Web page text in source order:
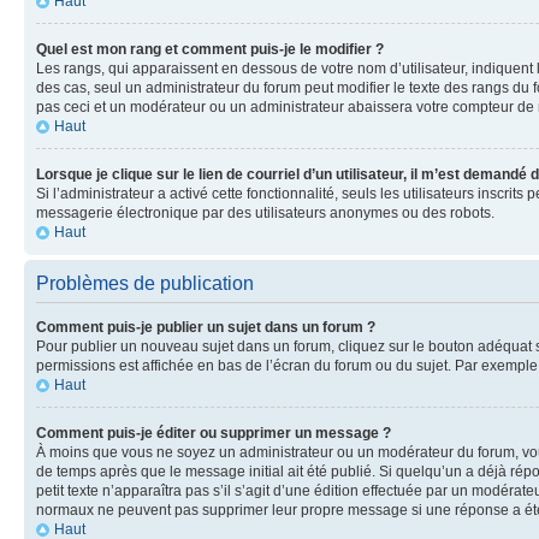
Quel est mon rang et comment puis-je le modifier ?
Les rangs, qui apparaissent en dessous de votre nom d’utilisateur,
des cas, seul un administrateur du forum peut modifier le texte des rangs
pas ceci et un modérateur ou un administrateur abaissera votre compteur de
Haut
Lorsque je clique sur le lien de courriel d’un utilisateur, il m’est demandé
Si l’administrateur a activé cette fonctionnalité, seuls les utilisateurs inscrits
messagerie électronique par des utilisateurs anonymes ou des robots.
Haut
Problèmes de publication
Comment puis-je publier un sujet dans un forum ?
Pour publier un nouveau sujet dans un forum, cliquez sur le bouton
permissions est affichée en bas de l’écran du forum ou du sujet. Par
Haut
Comment puis-je éditer ou supprimer un message ?
À moins que vous ne soyez un administrateur ou un modérateur du forum,
de temps après que le message initial ait été publié. Si quelqu’un a déjà
petit texte n’apparaîtra pas s’il s’agit d’une édition effectuée par un
normaux ne peuvent pas supprimer leur propre message si une réponse a
Haut